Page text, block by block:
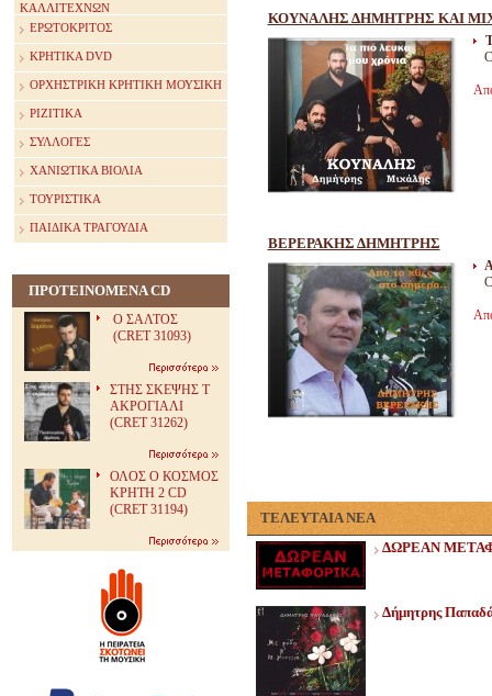
ΚΑΛΛΙΤΕΧΝΩΝ
ΕΡΩΤΟΚΡΙΤΟΣ
ΚΡΗΤΙΚΑ DVD
ΟΡΧΗΣΤΡΙΚΗ ΚΡΗΤΙΚΗ ΜΟΥΣΙΚΗ
ΡΙΖΙΤΙΚΑ
ΣΥΛΛΟΓΕΣ
ΧΑΝΙΩΤΙΚΑ ΒΙΟΛΙΑ
ΤΟΥΡΙΣΤΙΚΑ
ΠΑΙΔΙΚΑ ΤΡΑΓΟΥΔΙΑ
ΠΡΟΤΕΙΝΟΜΕΝΑ CD
Ο ΣΑΛΤΟΣ
(CRET 31093)
ΣΤΗΣ ΣΚΕΨΗΣ Τ
ΑΚΡΟΓΙΑΛΙ
(CRET 31262)
ΟΛΟΣ Ο ΚΟΣΜΟΣ
ΚΡΗΤΗ 2 CD
(CRET 31194)
ΚΟΥΝΑΛΗΣ ΔΗΜΗΤΡΗΣ ΚΑΙ
ΒΕΡΕΡΑΚΗΣ ΔΗΜΗΤΡΗΣ
ΤΕΛΕΥΤΑΙΑ ΝΕΑ
ΔΩΡΕΑΝ
Δήμητρης